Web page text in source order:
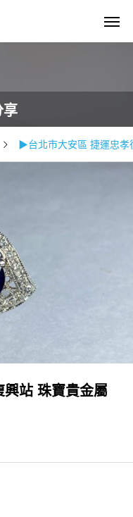
享
▶台北市大安區 捷運忠
站 珠寶貴金屬